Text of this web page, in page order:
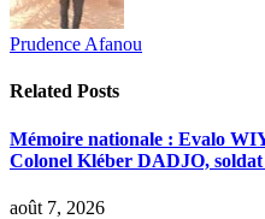
Prudence Afanou
Related Posts
Mémoire nationale : Evalo
Colonel Kléber DADJO,
août 7, 2026